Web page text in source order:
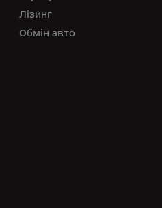
Лізинг
Обмін авто